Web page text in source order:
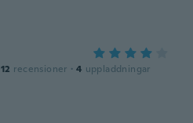
12 recensioner · 4 uppladdningar